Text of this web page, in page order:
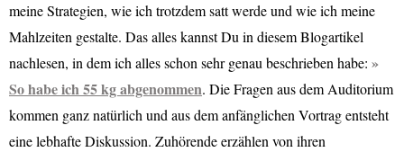
meine Strategien, wie ich trotzdem satt werde und wie ich meine
Mahlzeiten gestalte. Das alles kannst Du in diesem Blogartikel
nachlesen, in dem ich alles schon sehr genau beschrieben habe:
So habe ich 55 kg abgenommen. Die Fragen aus dem Auditorium
kommen ganz natürlich und aus dem anfänglichen Vortrag entsteht
eine lebhafte Diskussion. Zuhörende erzählen von ihren